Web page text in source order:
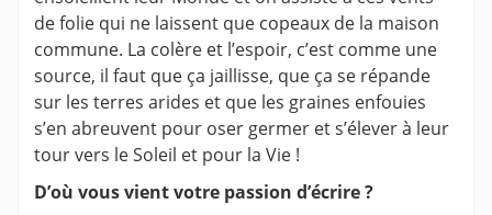
de folie qui ne laissent que copeaux de la maison
commune. La colère et l’espoir, c’est comme une
source, il faut que ça jaillisse, que ça se répande
sur les terres arides et que les graines enfouies
s’en abreuvent pour oser germer et s’élever à leur
tour vers le Soleil et pour la Vie !
D’où vous vient votre passion d’écrire ?